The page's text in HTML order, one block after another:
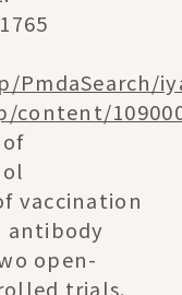
vaccination
antibody
open-
trials.